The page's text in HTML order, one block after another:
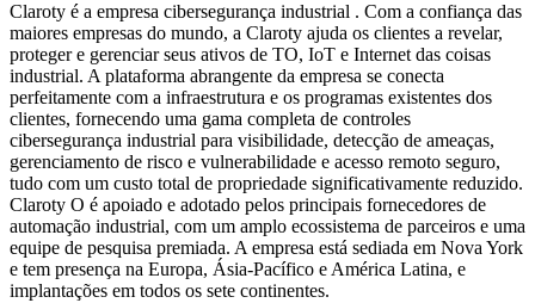
Claroty é a empresa cibersegurança industrial . Com a confiança das
maiores empresas do mundo, a Claroty ajuda os clientes a revelar,
proteger e gerenciar seus ativos de TO, IoT e Internet das coisas
industrial. A plataforma abrangente da empresa se conecta
perfeitamente com a infraestrutura e os programas existentes dos
clientes, fornecendo uma gama completa de controles
cibersegurança industrial para visibilidade, detecção de ameaças,
gerenciamento de risco e vulnerabilidade e acesso remoto seguro,
tudo com um custo total de propriedade significativamente reduzido.
Claroty O é apoiado e adotado pelos principais fornecedores de
automação industrial, com um amplo ecossistema de parceiros e uma
equipe de pesquisa premiada. A empresa está sediada em Nova York
e tem presença na Europa, Ásia-Pacífico e América Latina, e
implantações em todos os sete continentes.